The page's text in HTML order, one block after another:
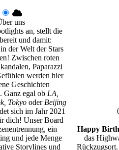
uns
an, stellt die
und damit:
der Welt der Stars
Zwischen roten
Paparazzi
werden hier
Geschichten
Ganz egal ob LA,
Tokyo oder Beijing
sich im Jahr 2021
dich! Unser Board
ein
und jede Menge
Storylines und
Happy
das